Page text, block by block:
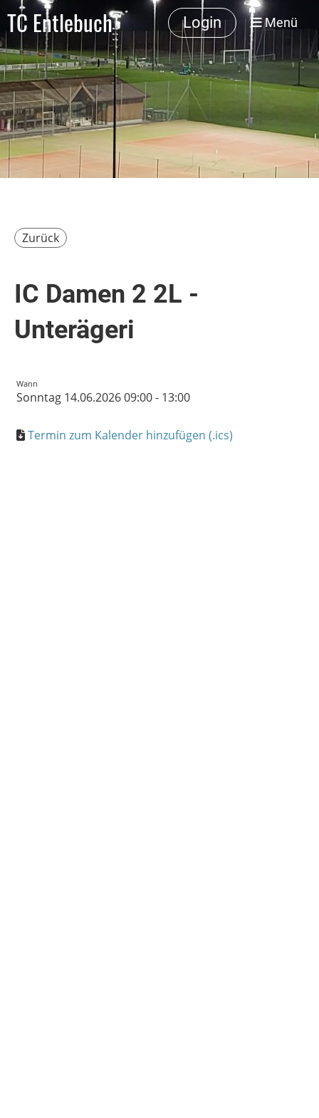
TC Entlebuch Login Menü
Zurück
IC Damen 2 2L -
Unterägeri
Wann
Sonntag 14.06.2026 09:00 - 13:00
Termin zum Kalender hinzufügen (.ics)